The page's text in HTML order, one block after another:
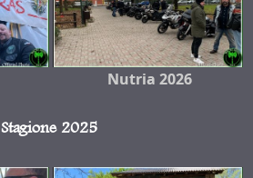
Nutria 2026
Stagione 2025